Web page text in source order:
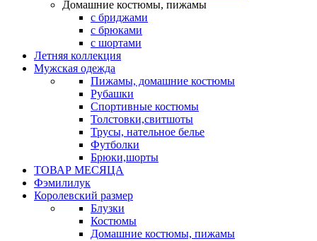
Домашние костюмы, пижамы
с бриджами
с брюками
с шортами
Летняя коллекция
Мужская одежда
Пижамы, домашние костюмы
Рубашки
Спортивные костюмы
Толстовки,свитшоты
Трусы, нательное белье
Футболки
Брюки,шорты
ТОВАР МЕСЯЦА
Фэмилилук
Королевский размер
Блузки
Костюмы
Домашние костюмы, пижамы